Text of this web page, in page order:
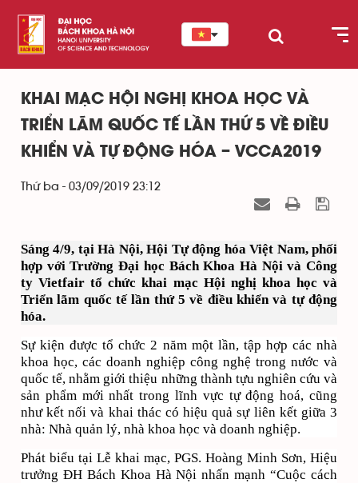
KHAI MẠC HỘI NGHỊ KHOA HỌC VÀ
TRIỂN LÃM QUỐC TẾ LẦN THỨ 5 VỀ ĐIỀU
KHIỂN VÀ TỰ ĐỘNG HÓA – VCCA2019
Thứ ba - 03/09/2019 23:12
Sáng 4/9, tại Hà Nội, Hội Tự động hóa Việt Nam, phối
hợp với Trường Đại học Bách Khoa Hà Nội và Công
ty Vietfair tổ chức khai mạc Hội nghị khoa học và
Triển lãm quốc tế lần thứ 5 về điều khiển và tự động
hóa.
Sự kiện được tổ chức 2 năm một lần, tập hợp các nhà
khoa học, các doanh nghiệp công nghệ trong nước và
quốc tế, nhằm giới thiệu những thành tựu nghiên cứu và
sản phẩm mới nhất trong lĩnh vực tự động hoá, cũng
như kết nối và khai thác có hiệu quả sự liên kết giữa 3
nhà: Nhà quản lý, nhà khoa học và doanh nghiệp.
Phát biểu tại Lễ khai mạc, PGS. Hoàng Minh Sơn, Hiệu
trưởng ĐH Bách Khoa Hà Nội nhấn mạnh “Cuộc cách